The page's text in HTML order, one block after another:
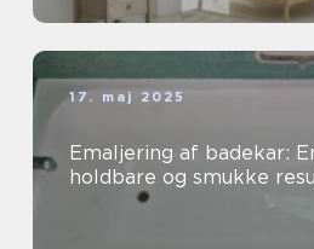
17. maj 2025
Emaljering af badekar:
holdbare og smukke